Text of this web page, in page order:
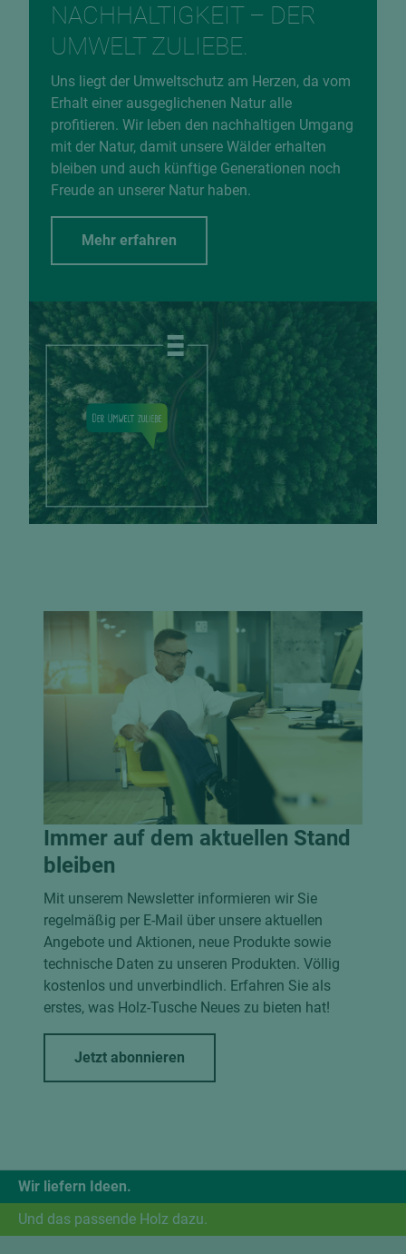
NACHHALTIGKEIT – DER
UMWELT ZULIEBE.
Uns liegt der Umweltschutz am Herzen, da vom
Erhalt einer ausgeglichenen Natur alle
profitieren. Wir leben den nachhaltigen Umgang
mit der Natur, damit unsere Wälder erhalten
bleiben und auch künftige Generationen noch
Freude an unserer Natur haben.
Mehr erfahren
Immer auf dem aktuellen Stand
bleiben
Mit unserem Newsletter informieren wir Sie
regelmäßig per E-Mail über unsere aktuellen
Angebote und Aktionen, neue Produkte sowie
technische Daten zu unseren Produkten. Völlig
kostenlos und unverbindlich. Erfahren Sie als
erstes, was Holz-Tusche Neues zu bieten hat!
Jetzt abonnieren
Wir liefern Ideen.
Und das passende Holz dazu.